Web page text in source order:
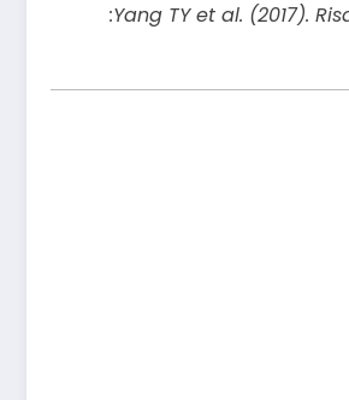
Yang TY et al. (2017).